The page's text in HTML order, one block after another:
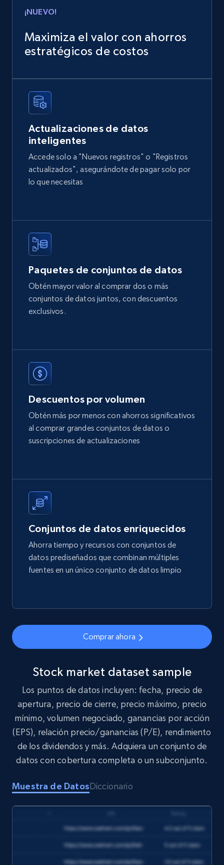
¡NUEVO!
Maximiza el valor con ahorros
estratégicos de costos
Actualizaciones de datos
inteligentes
Accede solo a "Nuevos registros" o "Registros
actualizados", asegurándote de pagar solo por
lo que necesitas
Paquetes de conjuntos de datos
Obtén mayor valor al comprar dos o más
conjuntos de datos juntos, con descuentos
exclusivos.
Descuentos por volumen
Obtén más por menos con ahorros significativos
al comprar grandes conjuntos de datos o
suscripciones de actualizaciones
Conjuntos de datos enriquecidos
Ahorra tiempo y recursos con conjuntos de
datos prediseñados que combinan múltiples
fuentes en un único conjunto de datos limpio
Comprar ahora
Stock market dataset sample
Los puntos de datos incluyen: fecha, precio de
apertura, precio de cierre, precio máximo, precio
mínimo, volumen negociado, ganancias por acción
(EPS), relación precio/ganancias (P/E), rendimiento
de los dividendos y más. Adquiera un conjunto de
datos con cobertura completa o un subconjunto.
Muestra de DatosDiccionario